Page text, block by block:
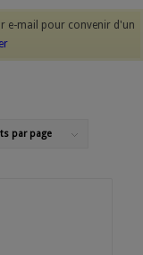
e-mail pour convenir d'un
par page